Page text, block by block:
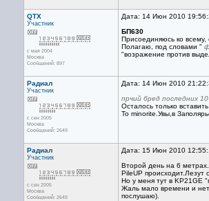
QTX
Участник
с мая 2004
Москва
Сообщений: 897
Дата: 14 Июн 2010
БП630
Присоединяюсь ко всему,
Полагаю, под словами "
"возражение против
Радиал
Участник
с сен 2005
Москва
Сообщений: 2649
Дата: 14 Июн 2010
прчий бред последних
Осталось только
To minorite.Увы,в
Радиал
Участник
с сен 2005
Москва
Сообщений: 2649
Дата: 15 Июн 2010
Второй день на 6
PileUP
Но у меня тут в KP21GE
Жаль мало времени и
послушаю).